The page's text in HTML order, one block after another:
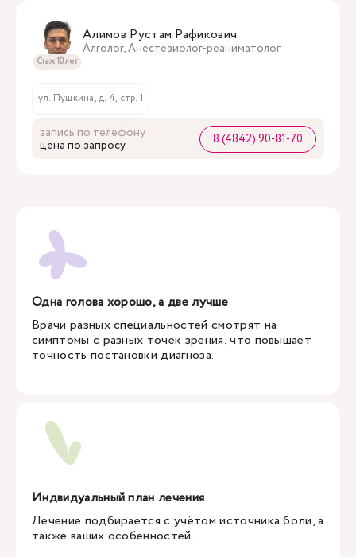
Стаж 10 лет
Алимов Рустам Рафикович
Алголог, Анестезиолог-реаниматолог
ул. Пушкина, д. 4, стр. 1
запись по телефону
цена по запросу
8 (4842) 90-81-70
Одна голова хорошо, а две лучше
Врачи разных специальностей смотрят на
симптомы с разных точек зрения, что повышает
точность постановки диагноза.
Индвидуальный план лечения
Лечение подбирается с учётом источника боли, а
также ваших особенностей.